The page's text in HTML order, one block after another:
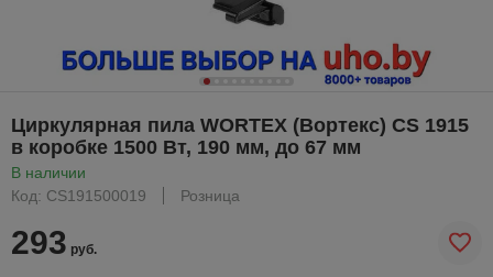
Циркулярная пила WORTEX (Вортекс) CS 1915
в коробке 1500 Вт, 190 мм, до 67 мм
В наличии
Код: CS191500019
Розница
293 руб.